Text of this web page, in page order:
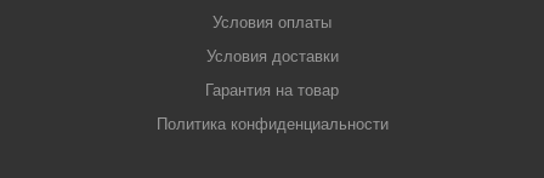
Условия оплаты
Условия доставки
Гарантия на товар
Политика конфиденциальности